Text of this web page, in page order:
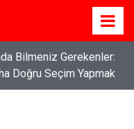
Bilmeniz Gerekenler:
Doğru Seçim Yapmak